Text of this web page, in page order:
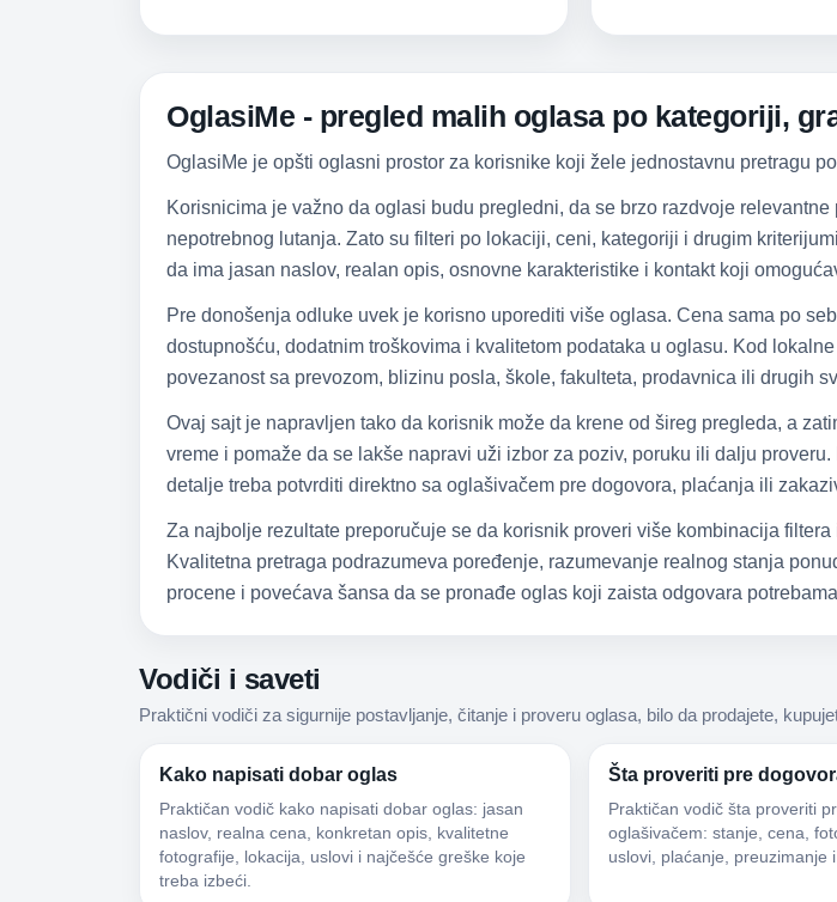
OglasiMe - pregled malih oglasa po kategoriji,
OglasiMe je opšti oglasni prostor za korisnike koji žele jednostavnu pretragu
Korisnicima je važno da oglasi budu pregledni, da se brzo razdvoje
nepotrebnog lutanja. Zato su filteri po lokaciji, ceni, kategoriji i drugim
da ima jasan naslov, realan opis, osnovne karakteristike i kontakt koji
Pre donošenja odluke uvek je korisno uporediti više oglasa. Cena sama po
dostupnošću, dodatnim troškovima i kvalitetom podataka u oglasu. Kod
povezanost sa prevozom, blizinu posla, škole, fakulteta, prodavnica ili drugih
Ovaj sajt je napravljen tako da korisnik može da krene od šireg pregleda, a
vreme i pomaže da se lakše napravi uži izbor za poziv, poruku ili dalju
detalje treba potvrditi direktno sa oglašivačem pre dogovora, plaćanja ili
Za najbolje rezultate preporučuje se da korisnik proveri više kombinacija
Kvalitetna pretraga podrazumeva poređenje, razumevanje realnog stanja
procene i povećava šansa da se pronađe oglas koji zaista odgovara
Vodiči i saveti
Praktični vodiči za sigurnije postavljanje, čitanje i proveru oglasa, bilo da prodajete,
Kako napisati dobar oglas
Praktičan vodič kako napisati dobar oglas: jasan
naslov, realna cena, konkretan opis, kvalitetne
fotografije, lokacija, uslovi i najčešće greške koje
treba izbeći.
Šta proveriti pre
Praktičan vodič šta proveriti
oglašivačem: stanje, cena,
uslovi, plaćanje, preuzimanje